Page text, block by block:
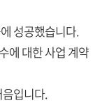
성공했습니다.
에 대한 사업 계약
입니다.